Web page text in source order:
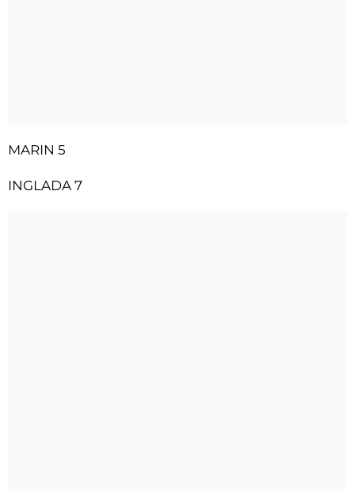
MARIN 5
INGLADA 7